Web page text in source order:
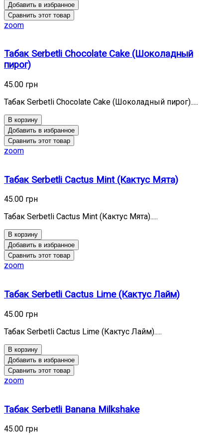
Добавить в избранное
Сравнить этот товар
zoom
Табак Serbetli Chocolate Cake (Шоколадный
пирог)
45.00 грн
Табак Serbetli Chocolate Cake (Шоколадный пирог).....
В корзину
Добавить в избранное
Сравнить этот товар
zoom
Табак Serbetli Cactus Mint (Кактус Мята)
45.00 грн
Табак Serbetli Cactus Mint (Кактус Мята).....
В корзину
Добавить в избранное
Сравнить этот товар
zoom
Табак Serbetli Cactus Lime (Кактус Лайм)
45.00 грн
Табак Serbetli Cactus Lime (Кактус Лайм).....
В корзину
Добавить в избранное
Сравнить этот товар
zoom
Табак Serbetli Banana Milkshake
45.00 грн